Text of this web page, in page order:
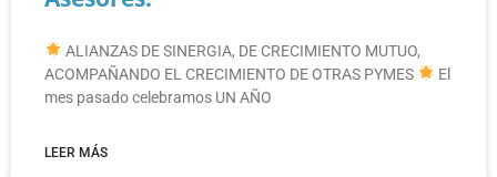
ALIANZAS DE SINERGIA, DE CRECIMIENTO MUTUO,
ACOMPAÑANDO EL CRECIMIENTO DE OTRAS PYMES
El
mes pasado celebramos UN AÑO
LEER MÁS